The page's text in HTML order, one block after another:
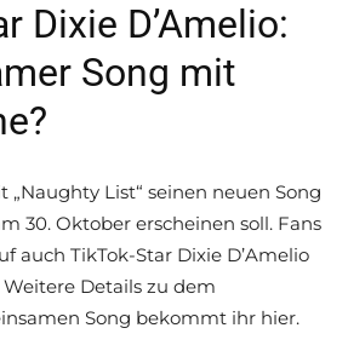
Dixie D’Amelio:
Song mit
List“ seinen neuen Song
30. Oktober erscheinen soll. Fans
auch TikTok-Star Dixie D’Amelio
Details zu dem
Song bekommt ihr hier.